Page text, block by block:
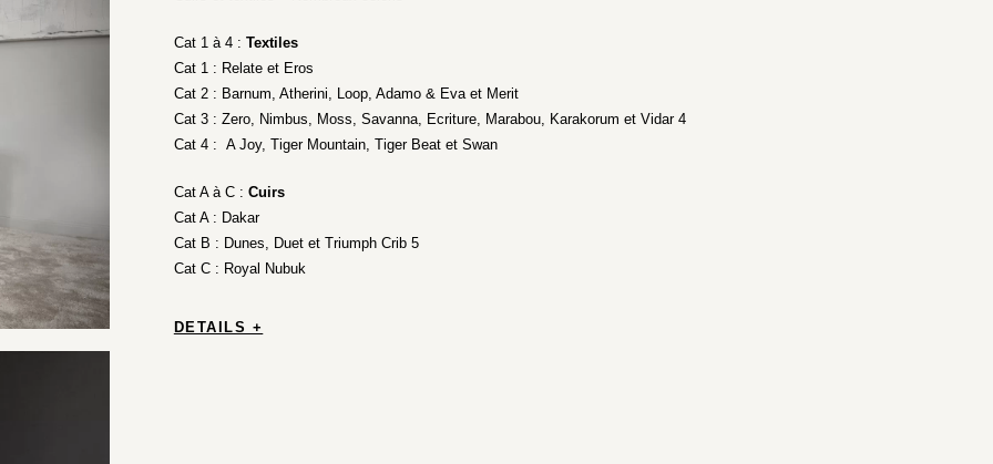
Cat 1 à 4 : Textiles
Cat 1 : Relate et Eros
Cat 2 : Barnum, Atherini, Loop, Adamo & Eva et Merit
Cat 3 : Zero, Nimbus, Moss, Savanna, Ecriture, Marabou, Karakorum et Vidar 4
Cat 4 : A Joy, Tiger Mountain, Tiger Beat et Swan
Cat A à C : Cuirs
Cat A : Dakar
Cat B : Dunes, Duet et Triumph Crib 5
Cat C : Royal Nubuk
DETAILS +